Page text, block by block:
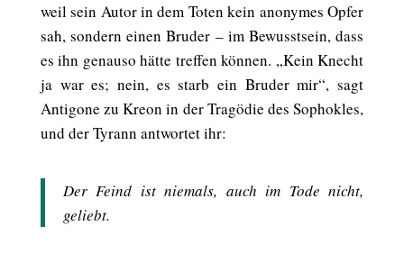
weil sein Autor in dem Toten kein anonymes Opfer
sah, sondern einen Bruder – im Bewusstsein, dass
es ihn genauso hätte treffen können. „Kein Knecht
ja war es; nein, es starb ein Bruder mir“, sagt
Antigone zu Kreon in der Tragödie des Sophokles,
und der Tyrann antwortet ihr:
Der Feind ist niemals, auch im Tode nicht,
geliebt.